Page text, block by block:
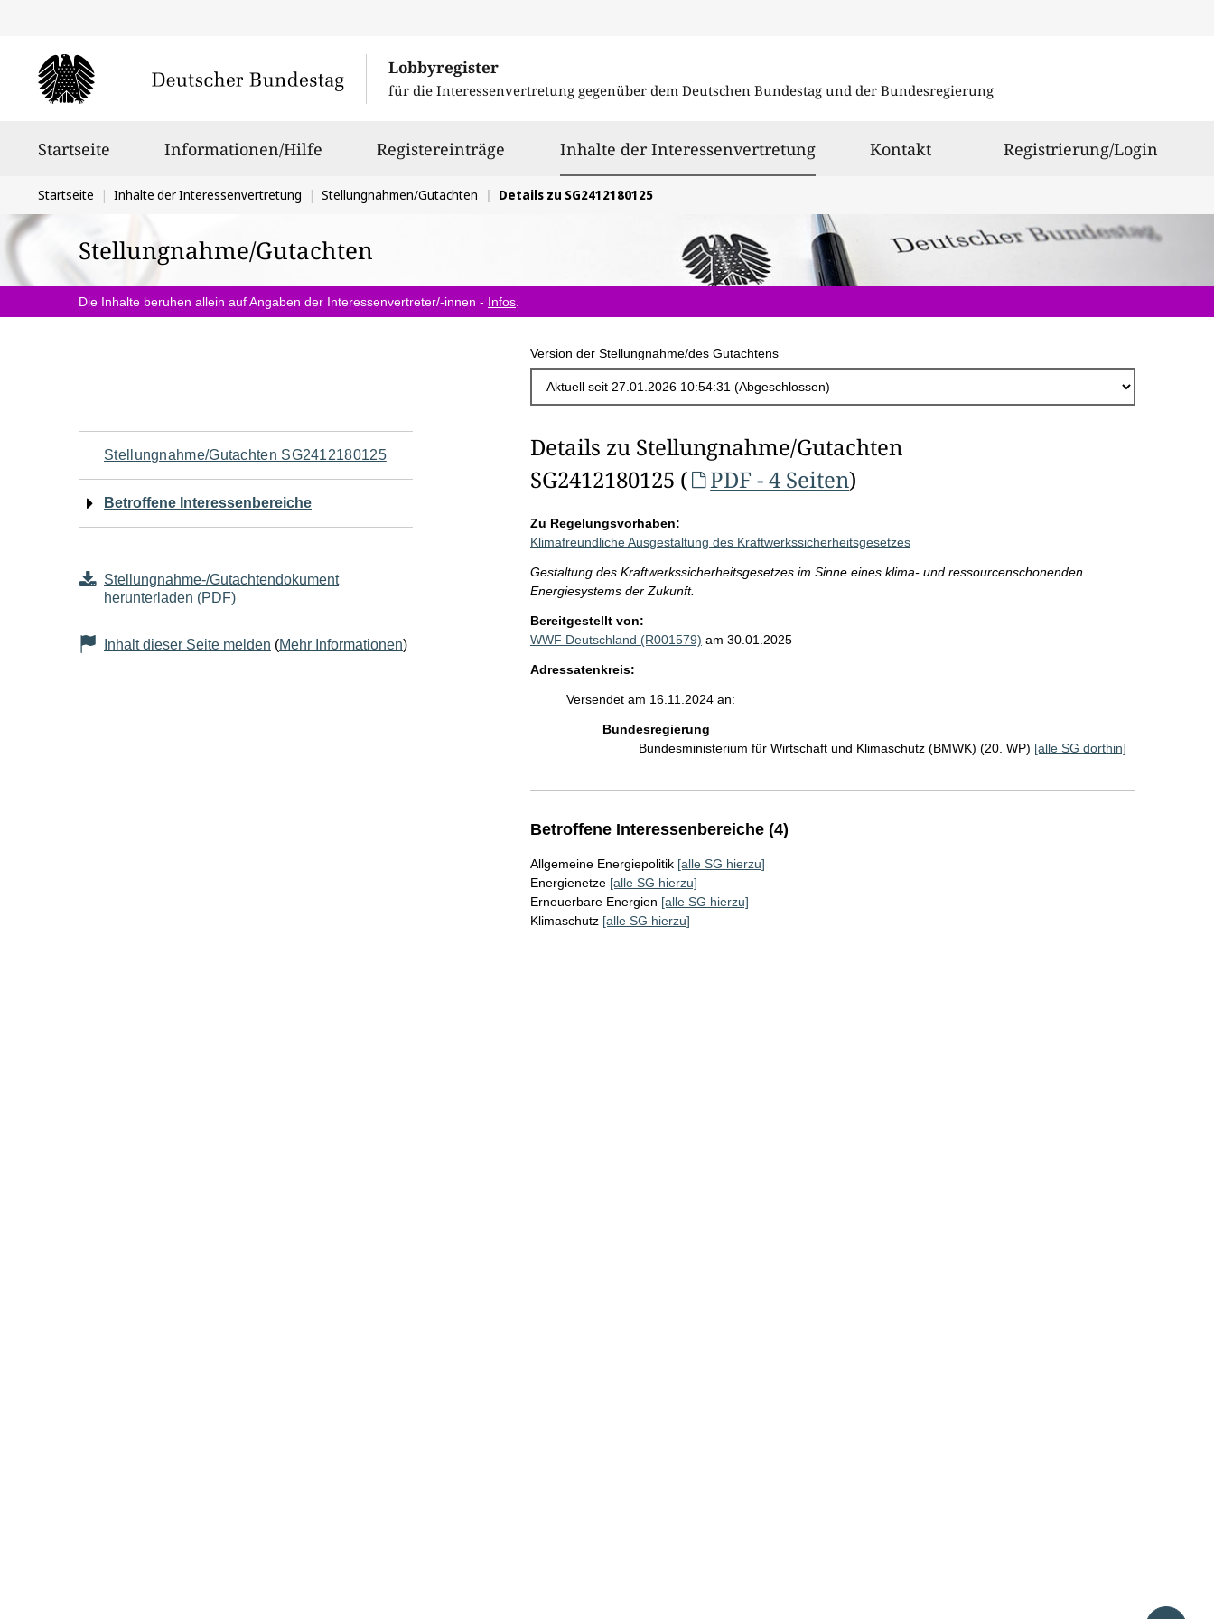
Lobbyregister
für die Interessenvertretung gegenüber dem Deutschen Bundestag und der Bundesregierung
Startseite Informationen/Hilfe Registereinträge Inhalte der Interessenvertretungausgewählt
Kontakt Registrierung/Login
Sie
befinden
sich
hier:
Startseite Inhalte der Interessenvertretung Stellungnahmen/Gutachten Details zu SG2412180125
Stellungnahme/Gutachten
Die Inhalte beruhen allein auf Angaben der Interessenvertreter/-innen - Infos
Version der Stellungnahme/des Gutachtens
Navigation
für
Seiteninhalt
Stellungnahme/Gutachten SG2412180125
Betroffene Interessenbereiche
Stellungnahme-/Gutachtendokument
herunterladen (PDF)
Inhalt dieser Seite melden (Mehr Informationen)
Details zu Stellungnahme/Gutachten
SG2412180125 (
PDF - 4 Seiten)
Zu Regelungsvorhaben:
Klimafreundliche Ausgestaltung des Kraftwerkssicherheitsgesetzes
Gestaltung des Kraftwerkssicherheitsgesetzes im Sinne eines klima- und ressourcenschonenden
Energiesystems der Zukunft.
Bereitgestellt von:
WWF Deutschland (R001579) am 30.01.2025
Adressatenkreis:
Versendet am 16.11.2024 an:
Bundesregierung
Bundesministerium für Wirtschaft und Klimaschutz (BMWK) (20. WP) [alle SG dorthin]
Betroffene Interessenbereiche (4)
Allgemeine Energiepolitik [alle SG hierzu]
Energienetze [alle SG hierzu]
Erneuerbare Energien [alle SG hierzu]
Klimaschutz [alle SG hierzu]